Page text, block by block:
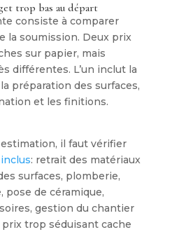
trop bas au départ
consiste à comparer
la soumission. Deux prix
sur papier, mais
différentes. L’un inclut la
préparation des surfaces,
et les finitions.
il faut vérifier
: retrait des matériaux
surfaces, plomberie,
pose de céramique,
gestion du chantier
trop séduisant cache